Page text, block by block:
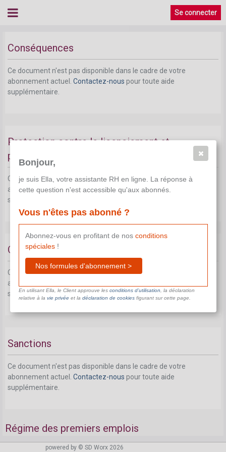
Se connecter
Conséquences
Ce document n'est pas disponible dans le cadre de votre
abonnement actuel. Contactez-nous pour toute aide
supplémentaire.
Protection contre le licenciement et
protection contre traitement défavorable
Ce document n'est pas disponible dans le cadre de votre
abonnement actuel.Contactez-nouspour toute aide
supplémentaire.
Comité paritaire et déclaration à l'ONSS
Ce document n'est pas disponible dans le cadre de votre
abonnement actuel.
supplémentaire.
Sanctions
Ce document n'est pas disponible dans le cadre de votre
abonnement actuel. Contactez-nous pour toute aide
supplémentaire.
Régime des premiers emplois
Champ d'application: quels employeurs?
powered by © SD Worx 2026
Bonjour,
je suis Ella, votre assistante RH en ligne. La réponse à
cette question n'est accessible qu'aux abonnés.
Vous n'êtes pas abonné ?
Abonnez-vous en profitant de nos conditions
spéciales!
Nos formules d'abonnement >
En utilisant Ella, le Client approuve les conditions d’utilisation , la déclaration
relative à la vie privéeet la déclaration de cookiesfigurant sur cette page.